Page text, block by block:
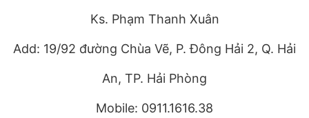
Ks. Phạm Thanh Xuân
Add: 19/92 đường Chùa Vẽ, P. Đông Hải 2, Q. Hải
An, TP. Hải Phòng
Mobile: 0911.1616.38